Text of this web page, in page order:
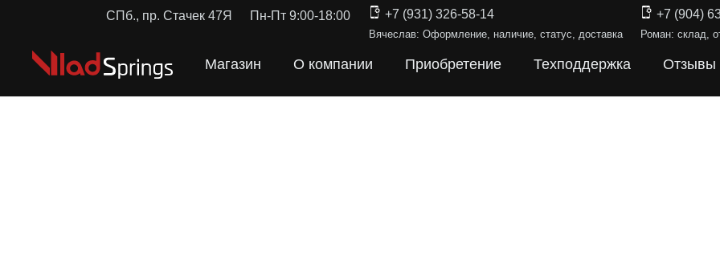
СПб., пр. Стачек 47Я Пн-Пт 9:00-18:00 +7 (931) 326-58-14
Вячеслав: Оформление, наличие, статус, доставка
+7 (904)
Роман: склад,
Магазин О компании Приобретение Техподдержка Отзывы